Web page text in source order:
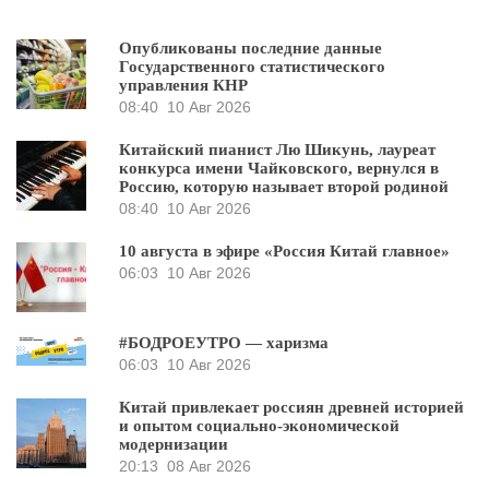
Опубликованы последние данные
Государственного статистического
управления КНР
08:40 10 Авг 2026
Китайский пианист Лю Шикунь, лауреат
конкурса имени Чайковского, вернулся в
Россию, которую называет второй родиной
08:40 10 Авг 2026
10 августа в эфире «Россия Китай главное»
06:03
10 Авг 2026
#БОДРОЕУТРО — харизма
06:03
10 Авг 2026
Китай привлекает россиян древней историей
и опытом социально-экономической
модернизации
20:13 08 Авг 2026